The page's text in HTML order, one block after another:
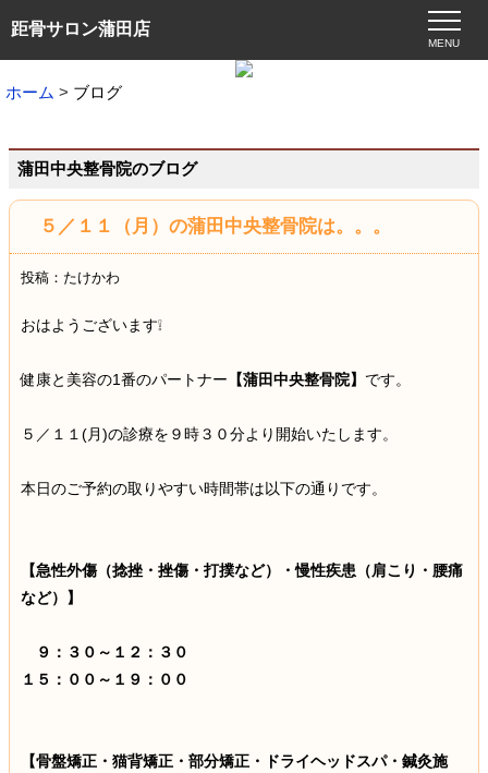
距骨サロン蒲田店
MENU
ホーム ブログ
蒲田中央整骨院のブログ
５／１１（月）の蒲田中央整骨院は。。。
投稿：たけかわ
おはようございます❕
健康と美容の1番のパートナー 【蒲田中央整骨院】 です。
５／１１(月)の診療を９時３０分より開始いたします。
本日のご予約の取りやすい時間帯は以下の通りです。
【急性外傷（捻挫・挫傷・打撲など）・慢性疾患（肩こり・腰痛
など）】
９：３０～１２：３０
１５：００～１９：００
【骨盤矯正・猫背矯正・部分矯正・ドライヘッドスパ・鍼灸施